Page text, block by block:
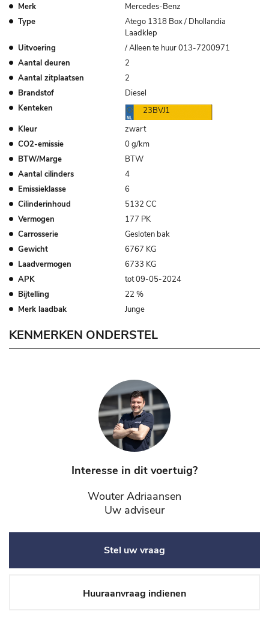
Merk
Mercedes-Benz
Type
Atego 1318 Box / Dhollandia
Laadklep
Uitvoering
/ Alleen te huur 013-7200971
Aantal deuren
2
Aantal zitplaatsen
2
Brandstof
Diesel
Kenteken
23BVJ1
Kleur
zwart
CO2-emissie
0 g/km
BTW/Marge
BTW
Aantal cilinders
4
Emissieklasse
6
Cilinderinhoud
5132 CC
Vermogen
177 PK
Carrosserie
Gesloten bak
Gewicht
6767 KG
Laadvermogen
6733 KG
APK
tot 09-05-2024
Bijtelling
22 %
Merk laadbak
Junge
KENMERKEN ONDERSTEL
Interesse in dit voertuig?
Wouter Adriaansen
Uw adviseur
Stel uw vraag
Huuraanvraag indienen